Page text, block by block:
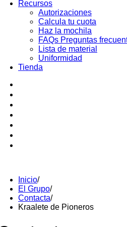
Recursos
Autorizaciones
Calcula tu cuota
Haz la mochila
FAQs Preguntas
Lista de material
Uniformidad
Tienda
Inicio/
El Grupo/
Contacta/
Kraalete de Pioneros